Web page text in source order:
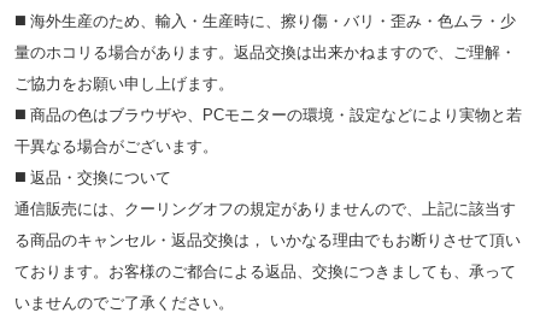
◼️ 海外⽣産のため、輸⼊・⽣産時に、擦り傷・バリ・歪み・色ムラ・少
量のホコリる場合があります。返品交換は出来かねますので、ご理解・
ご協⼒をお願い申し上げます。
◼️ 商品の⾊はブラウザや、PCモニターの環境・設定などにより実物と若
⼲異なる場合がございます。
◼️ 返品・交換について
通信販売には、クーリングオフの規定がありませんので、上記に該当す
る商品のキャンセル・返品交換は， いかなる理由でもお断りさせて頂い
ております。お客様のご都合による返品、交換につきましても、承って
いませんのでご了承ください。